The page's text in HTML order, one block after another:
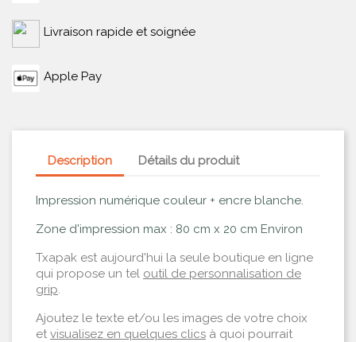
Livraison rapide et soignée
Apple Pay
Description Détails du produit
Impression numérique couleur + encre blanche.
Zone d'impression max : 80 cm x 20 cm Environ
Txapak est aujourd'hui la seule boutique en ligne
qui propose un tel outil de personnalisation de
grip.
Ajoutez le texte et/ou les images de votre choix
et visualisez en quelques clics à quoi pourrait